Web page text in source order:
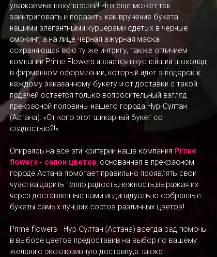
уважаемых покупателей! Что еще может так
заинтриговать и поразить как вручение букета
нашими элегантными курьерами одетых в черные
смокинг, а на лице черная ажурная маска
сохраняющая всю ту же интригу, также отличием
компании Prime Flowers является вкуснейший шоколад
в фирменном оформлении, который идет в подарок к
каждому заказанному букету и от доставки с такой
подачей остается только вопросительный взгляд
прекрасной половины нашего города Нур-Султан
(Астана): «От кого этот шикарный букет со
сладостью?!»
Опираясь на все эти критерии наша компания Prime
flowers - салон цветов, основанная в прекрасном
городе Астана помогает правильно проявлять свои
чувства,дарить тепло,радость,нежность,выражая их
через доставленные нами индивидуально собранные
букеты самых лучших сортов различных цветов!
Prime flowers - Нур-Султан (Астана) всегда рад помочь
в выборе цветов предоставив на выбор по вашему
желанию эксклюзивную доставку,а также